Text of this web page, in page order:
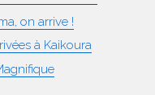
on arrive !
à Kaikoura